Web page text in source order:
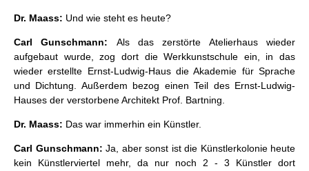
Dr. Maass: Und wie steht es heute?
Carl Gunschmann: Als das zerstörte Atelierhaus wieder
aufgebaut wurde, zog dort die Werkkunstschule ein, in das
wieder erstellte Ernst-Ludwig-Haus die Akademie für Sprache
und Dichtung. Außerdem bezog einen Teil des Ernst-Ludwig-
Hauses der verstorbene Architekt Prof. Bartning.
Dr. Maass: Das war immerhin ein Künstler.
Carl Gunschmann: Ja, aber sonst ist die Künstlerkolonie heute
kein Künstlerviertel mehr, da nur noch 2 - 3 Künstler dort